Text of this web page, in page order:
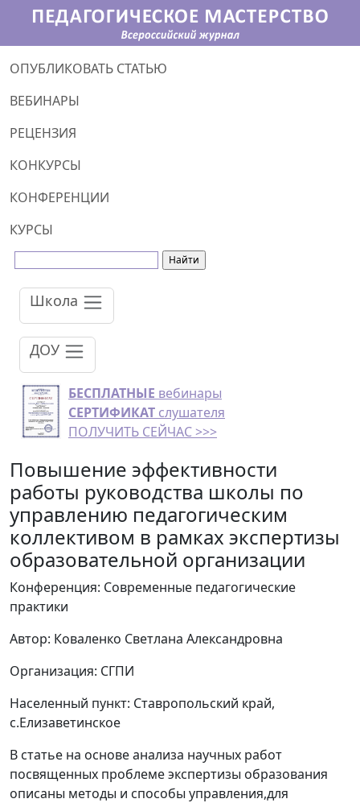
ОПУБЛИКОВАТЬ СТАТЬЮ
ВЕБИНАРЫ
РЕЦЕНЗИЯ
КОНКУРСЫ
КОНФЕРЕНЦИИ
КУРСЫ
Школа
ДОУ
БЕСПЛАТНЫЕ вебинары
СЕРТИФИКАТ слушателя
ПОЛУЧИТЬ СЕЙЧАС >>>
Повышение эффективности
работы руководства школы по
управлению педагогическим
коллективом в рамках экспертизы
образовательной организации
Конференция: Современные педагогические
практики
Автор: Коваленко Светлана Александровна
Организация: СГПИ
Населенный пункт: Ставропольский край,
с.Елизаветинское
В статье на основе анализа научных работ
посвященных проблеме экспертизы образования
описаны методы и способы управления,для